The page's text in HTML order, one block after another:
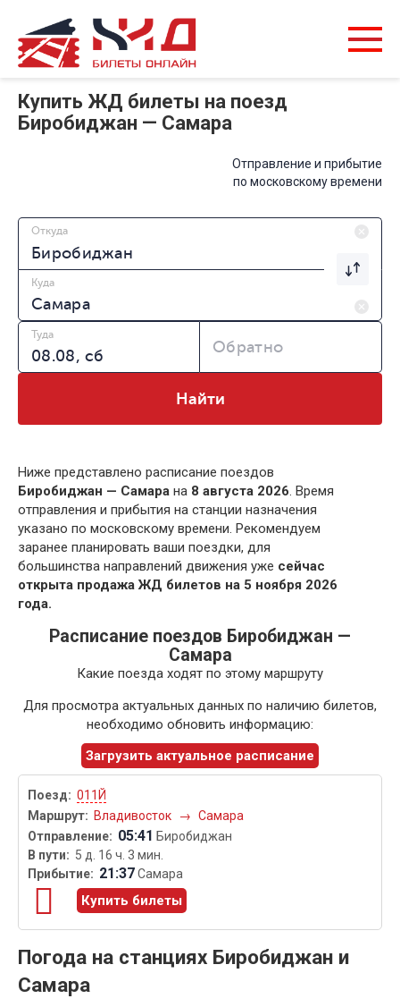
Купить ЖД билеты на поезд
Биробиджан — Самара
Отправление и прибытие
по московскому времени
Откуда
Куда
Туда
Обратно
Найти
Ниже представлено расписание поездов
Биробиджан — Самара на 8 августа 2026. Время
отправления и прибытия на станции назначения
указано по московскому времени. Рекомендуем
заранее планировать ваши поездки, для
большинства направлений движения уже сейчас
открыта продажа ЖД билетов на 5 ноября 2026
года.
Расписание поездов Биробиджан —
Самара
Какие поезда ходят по этому маршруту
Для просмотра актуальных данных по наличию билетов,
необходимо обновить информацию:
Загрузить актуальное расписание
011Й
Владивосток
→ Самара
05:41 Биробиджан
5 д. 16 ч. 3 мин.
21:37Самара
Купить билеты
Погода на станциях Биробиджан и
Самара